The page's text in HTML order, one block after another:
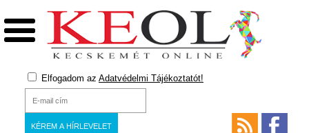
Elfogadom az Adatvédelmi Tájékoztatót!